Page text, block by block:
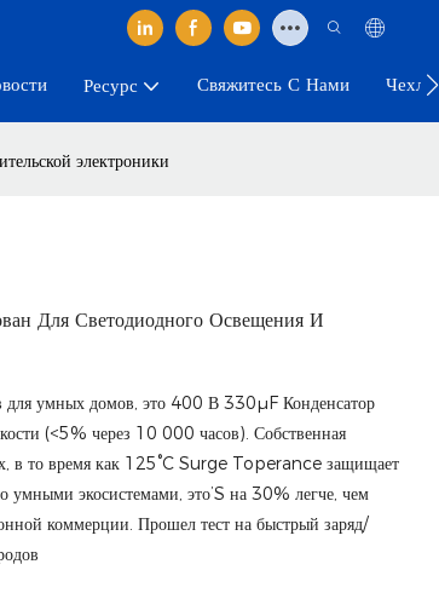
Ресурс Свяжитесь С Нами Чехлы
электроники
Для Светодиодного Освещения И
для умных домов, это 400 В 330μF Конденсатор
(<5% через 10 000 часов). Собственная
в то время как 125°C Surge Toperance защищает
экосистемами, это’S на 30% легче, чем
коммерции. Прошел тест на быстрый заряд/